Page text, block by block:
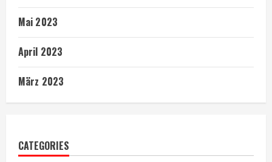
Mai 2023
April 2023
März 2023
CATEGORIES